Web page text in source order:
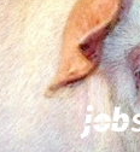
med